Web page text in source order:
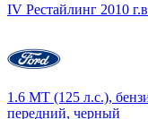
IV Рестайлинг 2010
1.6 MT (125 л.с.),
передний, черный